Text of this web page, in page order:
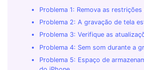
Problema 1: Remova as
Problema 2: A gravação de tela
Problema 3: Verifique as
Problema 4: Sem som durante a
Problema 5: Espaço de